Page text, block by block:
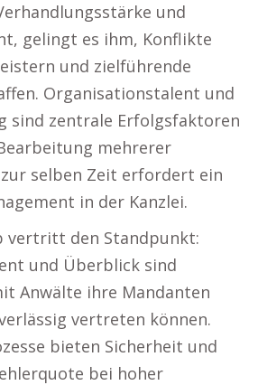
und
gelingt es ihm, Konflikte
und zielführende
Organisationstalent und
sind zentrale Erfolgsfaktoren
mehrerer
selben Zeit erfordert ein
in der Kanzlei.
vertritt den Standpunkt:
und Überblick sind
Anwälte ihre Mandanten
vertreten können.
bieten Sicherheit und
bei hoher